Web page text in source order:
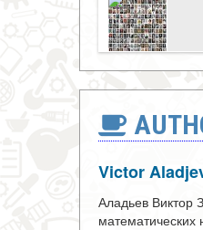
Victor
Аладьев Виктор